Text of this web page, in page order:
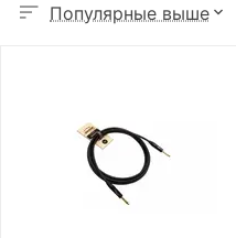
Популярные выше